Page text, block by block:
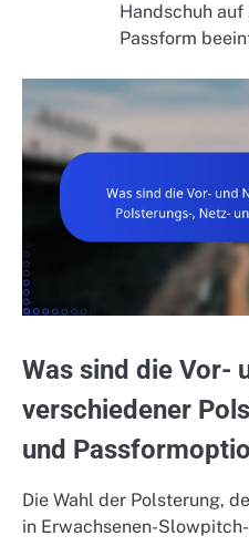
Handschuh
Passform
Was sind die Vor-
verschiedener
und
Die Wahl der Polsterung,
in Erwachsenen-